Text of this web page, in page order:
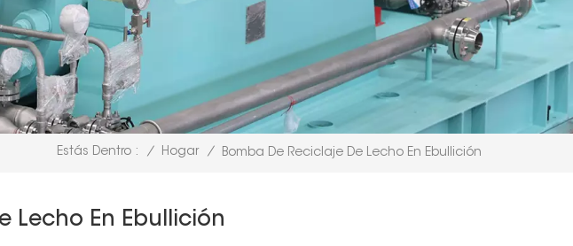
Estás Dentro : / Hogar / Bomba De Reciclaje De Lecho En Ebullición
Lecho En Ebullición